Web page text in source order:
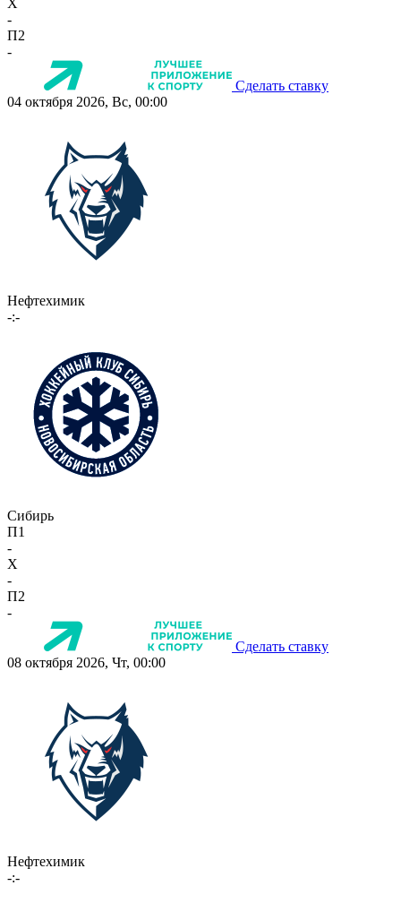
X
-
П2
-
Сделать ставку
04 октября 2026, Вс, 00:00
Нефтехимик
-:-
Сибирь
П1
-
X
-
П2
-
Сделать ставку
08 октября 2026, Чт, 00:00
Нефтехимик
-:-